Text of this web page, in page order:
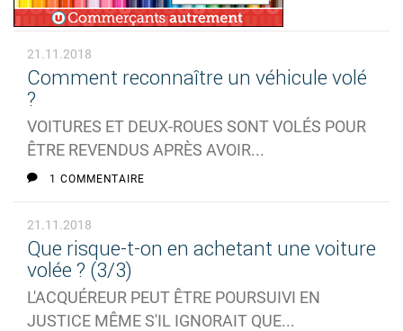
21.11.2018
Comment reconnaître un véhicule volé
?
VOITURES ET DEUX-ROUES SONT VOLÉS POUR
ÊTRE REVENDUS APRÈS AVOIR...
1 COMMENTAIRE
21.11.2018
Que risque-t-on en achetant une voiture
volée ? (3/3)
L'ACQUÉREUR PEUT ÊTRE POURSUIVI EN
JUSTICE MÊME S'IL IGNORAIT QUE...